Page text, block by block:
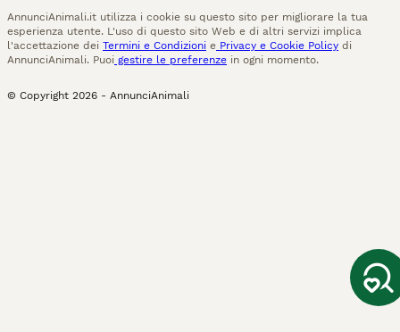
AnnunciAnimali.it utilizza i cookie su questo sito per migliorare la tua
esperienza utente. L'uso di questo sito Web e di altri servizi implica
l'accettazione dei Termini e Condizioni e Privacy e Cookie Policy di
AnnunciAnimali. Puoi gestire le preferenze in ogni momento.
© Copyright 2026 - AnnunciAnimali